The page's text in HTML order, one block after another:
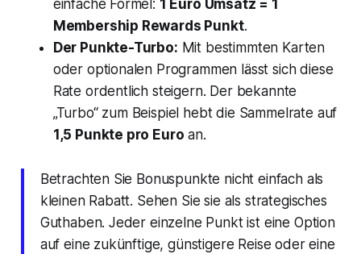
einfache Formel: 1 Euro Umsatz = 1
Membership Rewards Punkt.
Der Punkte-Turbo: Mit bestimmten Karten
oder optionalen Programmen lässt sich diese
Rate ordentlich steigern. Der bekannte
„Turbo“ zum Beispiel hebt die Sammelrate auf
1,5 Punkte pro Euro an.
Betrachten Sie Bonuspunkte nicht einfach als
kleinen Rabatt. Sehen Sie sie als strategisches
Guthaben. Jeder einzelne Punkt ist eine Option
auf eine zukünftige, günstigere Reise oder eine